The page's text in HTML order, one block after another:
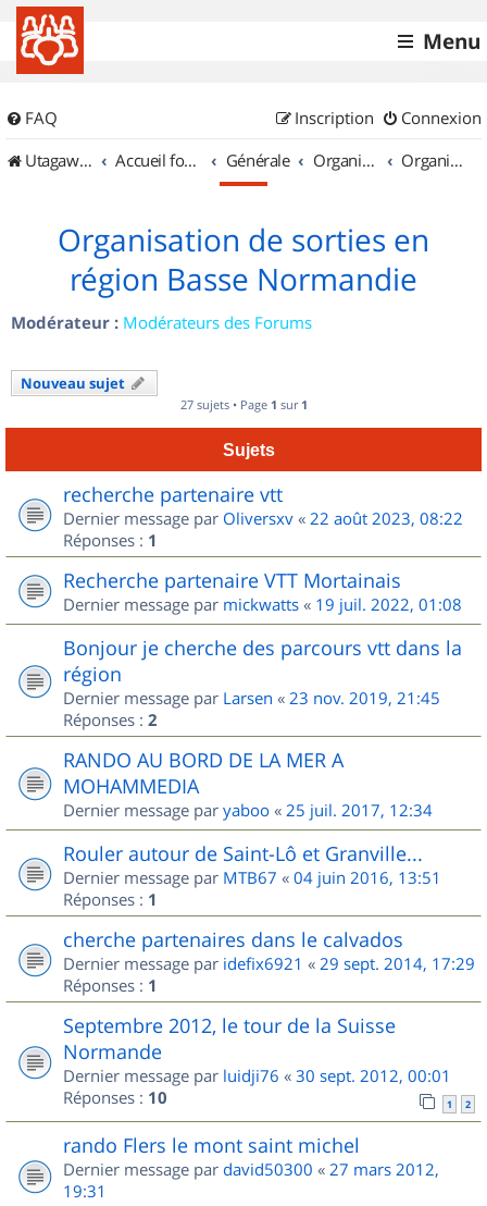
Menu
FAQ Connexion
Inscription
UtagawaVTT (Randos VTT et VTTAE avec traces GPS)
Accueil forum Générale Organisation de sorties & Recherche de partenaires Organisation de sorties en région Basse Normandie
Organisation de sorties en
région Basse Normandie
Modérateur : Modérateurs des Forums
Nouveau sujet
27 sujets • Page 1 sur 1
Sujets
recherche partenaire vtt
Dernier message par Oliversxv « 22 août 2023, 08:22
Réponses : 1
Recherche partenaire VTT Mortainais
Dernier message par mickwatts « 19 juil. 2022, 01:08
Bonjour je cherche des parcours vtt dans la
région
Dernier message par Larsen « 23 nov. 2019, 21:45
Réponses : 2
RANDO AU BORD DE LA MER A
MOHAMMEDIA
Dernier message par yaboo « 25 juil. 2017, 12:34
Rouler autour de Saint-Lô et Granville...
Dernier message par MTB67 « 04 juin 2016, 13:51
Réponses : 1
cherche partenaires dans le calvados
Dernier message par idefix6921 « 29 sept. 2014, 17:29
Réponses : 1
Septembre 2012, le tour de la Suisse
Normande
Dernier message par luidji76 « 30 sept. 2012, 00:01
Réponses : 10 1 2
rando Flers le mont saint michel
Dernier message par david50300 « 27 mars 2012,
19:31